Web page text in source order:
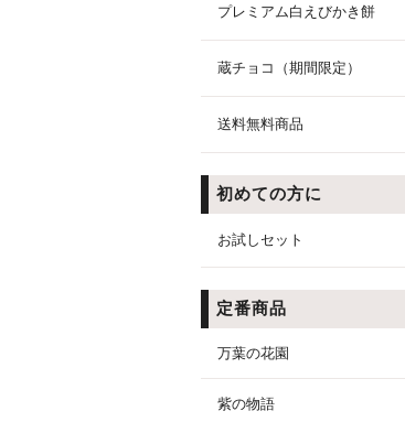
プレミアム白えびかき餅
蔵チョコ（期間限定）
送料無料商品
初めての方に
お試しセット
定番商品
万葉の花園
紫の物語